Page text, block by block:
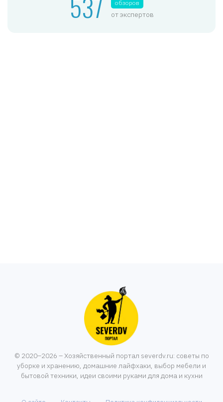
обзоров
от экспертов
© 2020–2026 – Хозяйственный портал severdv.ru: советы по
уборке и хранению, домашние лайфхаки, выбор мебели и
бытовой техники, идеи своими руками для дома и кухни